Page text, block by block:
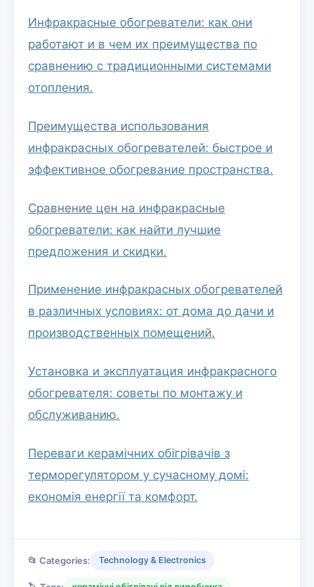
Инфракрасные обогреватели: как они
работают и в чем их преимущества по
сравнению с традиционными системами
отопления.
Преимущества использования
инфракрасных обогревателей: быстрое и
эффективное обогревание пространства.
Сравнение цен на инфракрасные
обогреватели: как найти лучшие
предложения и скидки.
Применение инфракрасных обогревателей
в различных условиях: от дома до дачи и
производственных помещений.
Установка и эксплуатация инфракрасного
обогревателя: советы по монтажу и
обслуживанию.
Переваги керамічних обігрівачів з
терморегулятором у сучасному домі:
економія енергії та комфорт.
📂 Categories: Technology & Electronics